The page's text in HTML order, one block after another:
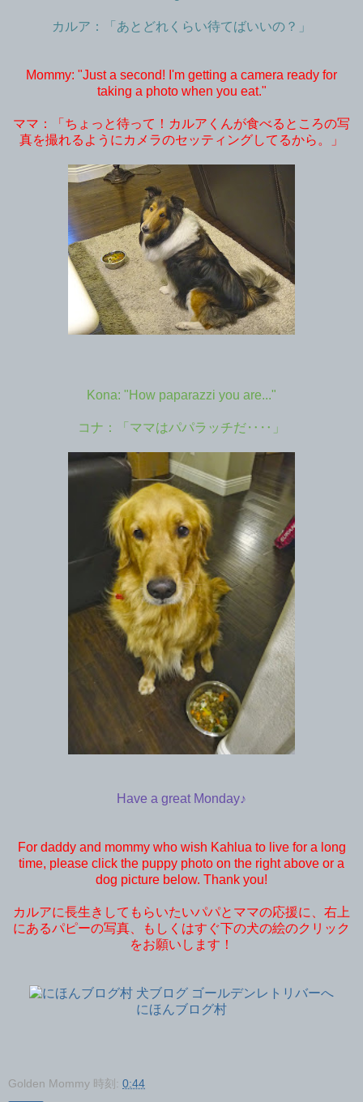
カルア：「あとどれくらい待てばいいの？」
Mommy: "Just a second! I'm getting a camera ready for
taking a photo when you eat."
ママ：「ちょっと待って！カルアくんが食べるところの写
真を撮れるようにカメラのセッティングしてるから。」
Kona: "How paparazzi you are..."
コナ：「ママはパパラッチだ‥‥」
Have a great Monday♪
For daddy and mommy who wish Kahlua to live for a long
time, please click the puppy photo on the right above or a
dog picture below. Thank you!
カルアに長生きしてもらいたいパパとママの応援に、右上
にあるパピーの写真、もしくはすぐ下の犬の絵のクリック
をお願いします！
にほんブログ村
Golden Mommy 時刻: 0:44